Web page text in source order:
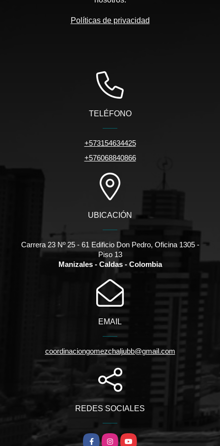
Políticas de privacidad
TELÉFONO
+573154634425
+576068840866
UBICACIÓN
Carrera 23 Nº 25 - 61 Edificio Don Pedro, Oficina 1305 -
Piso 13
Manizales - Caldas - Colombia
EMAIL
coordinaciongomezchaljubb@gmail.com
REDES SOCIALES
FacebookInstagramYouTube